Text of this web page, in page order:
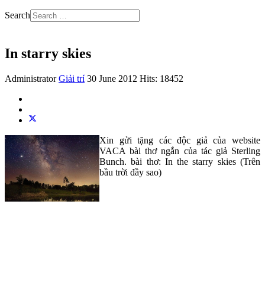
Search
In starry skies
Administrator Giải trí 30 June 2012 Hits: 18452
Xin gửi tặng các độc giả của website
VACA bài thơ ngắn của tác giả Sterling
Bunch. bài thơ: In the starry skies (Trên
bầu trời đầy sao)